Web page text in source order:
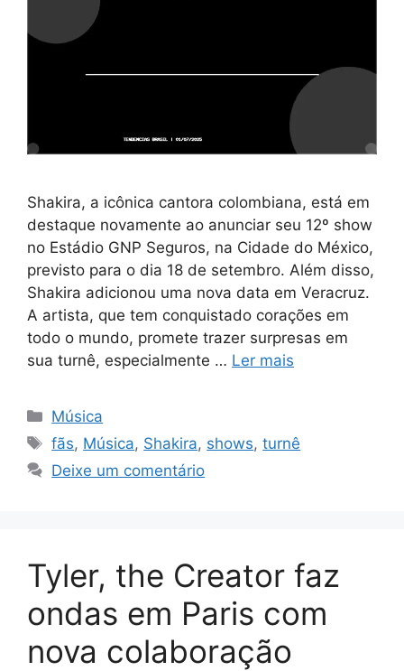
Shakira, a icônica cantora colombiana, está em
destaque novamente ao anunciar seu 12º show
no Estádio GNP Seguros, na Cidade do México,
previsto para o dia 18 de setembro. Além disso,
Shakira adicionou uma nova data em Veracruz.
A artista, que tem conquistado corações em
todo o mundo, promete trazer surpresas em
sua turnê, especialmente … Ler mais
Categorias
Música
Tags
fãs, Música, Shakira, shows,turnê
Deixe um comentário
Tyler, the Creator faz
ondas em Paris com
nova colaboração